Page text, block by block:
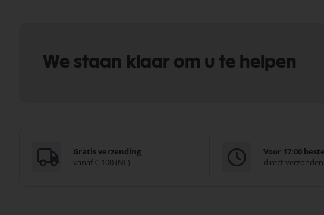
We staan klaar om u te helpen
Gratis verzending
vanaf € 100 (NL)
Voor 17:00
direct verzonden